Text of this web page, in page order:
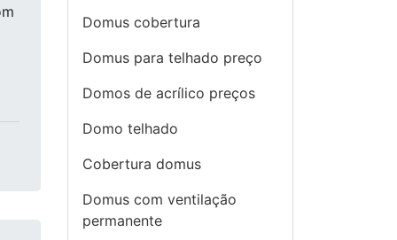
Domus cobertura
Domus para telhado preço
Domos de acrílico preços
Domo telhado
Cobertura domus
Domus com ventilação
permanente